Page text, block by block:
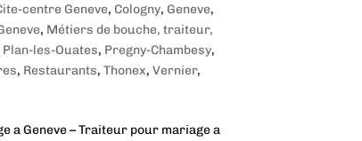
centre Geneve, Cologny, Geneve,
, Métiers de bouche, traiteur,
Plan-les-Ouates, Pregny-Chambesy,
, Restaurants, Thonex, Vernier,
a Geneve – Traiteur pour mariage a